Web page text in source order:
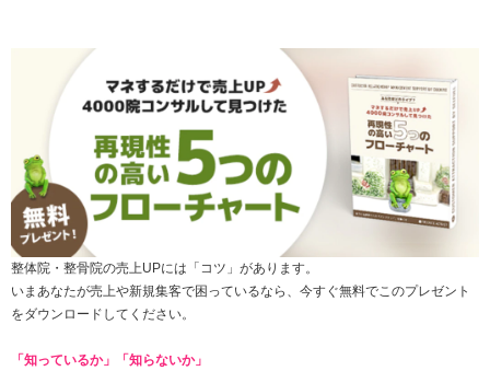
整体院・整骨院の売上UPには「コツ」があります。
いまあなたが売上や新規集客で困っているなら、今すぐ無料でこのプレゼント
をダウンロードしてください。
「知っているか」「知らないか」